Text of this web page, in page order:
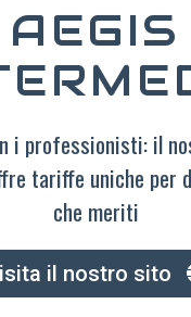
AEGIS
i professionisti: il
tariffe uniche per
che meriti
il nostro sito